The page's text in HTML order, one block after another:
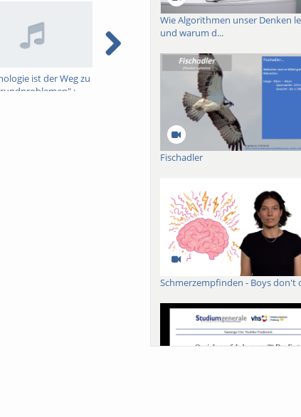
ist der Weg zu
:
Nietzsche und Darwin
Nietzsches
Tragödie" aus
Wagners
Wie Algorithmen unser Denken
und warum d...
Fischadler
Schmerzempfinden - Boys don't